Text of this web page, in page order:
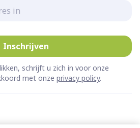
Inschrijven
schrijft u zich in voor onze
met onze privacy policy.